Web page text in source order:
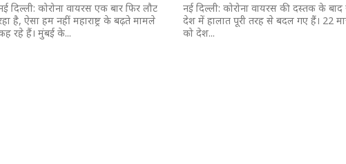
दिल्ली: कोरोना वायरस एक बार फिर लौट
है, ऐसा हम नहीं महाराष्ट्र के बढ़ते मामले
रहे हैं। मुंबई के...
नई दिल्ली: कोरोना वायरस की दस्तक के
देश में हालात पूरी तरह से बदल गए हैं। 22
को देश...